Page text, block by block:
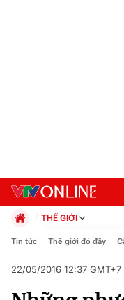
Chuyên mục
THẾ GIỚI
Chính trị
Pháp luật
Kinh tế
Tin tức Thế giới đó đây
22/05/2016 12:37 GMT+7